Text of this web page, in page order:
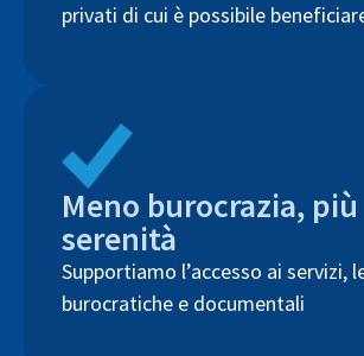
privati di cui è possibile
Meno burocrazia, più
serenità
Supportiamo l’accesso ai servizi,
burocratiche e documentali